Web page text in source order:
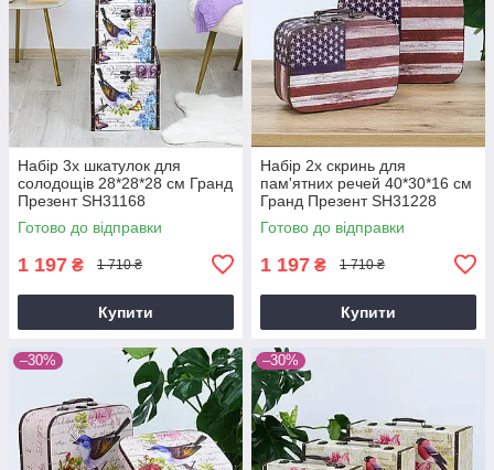
Набір 3х шкатулок для
солодощів 28*28*28 см Гранд
Презент SH31168
Готово до відправки
1 197 ₴ 1 710 ₴
Купити
Набір 2х скринь для
пам'ятних речей 40*30*16 см
Гранд Презент SH31228
Готово до відправки
1 197 ₴ 1 710 ₴
Купити
–30% –30%